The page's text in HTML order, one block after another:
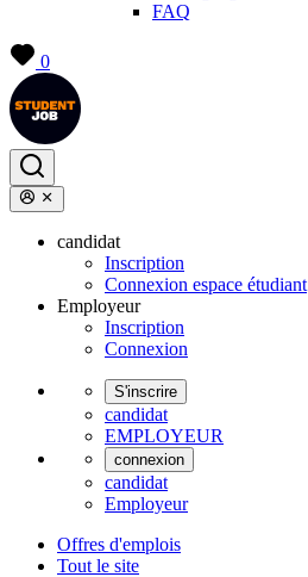
FAQ
0
candidat
Inscription
Connexion espace étudiant
Employeur
Inscription
Connexion
S'inscrire
candidat
EMPLOYEUR
connexion
candidat
Employeur
Offres d'emplois
Tout le site